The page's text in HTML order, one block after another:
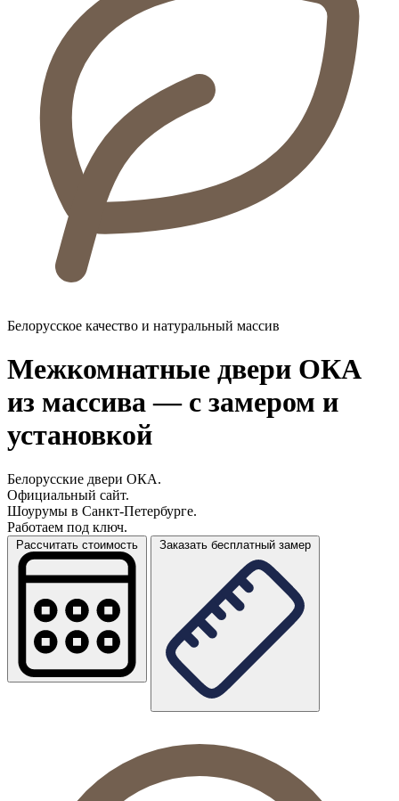
Белорусское качество и натуральный массив
Межкомнатные двери ОКА
из массива — с замером и
установкой
Белорусские двери ОКА.
Официальный сайт.
Шоурумы в Санкт-Петербурге.
Работаем под ключ.
Рассчитать стоимость Заказать бесплатный замер